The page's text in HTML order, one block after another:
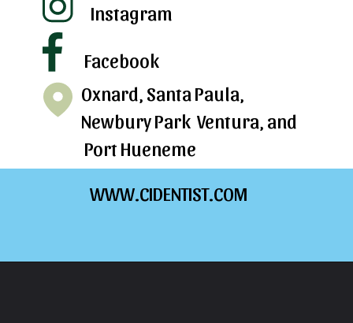
Instagram
Facebook
Oxnard, Santa Paula,
Newbury Park Ventura, and
Port Hueneme
WWW.CIDENTIST.COM